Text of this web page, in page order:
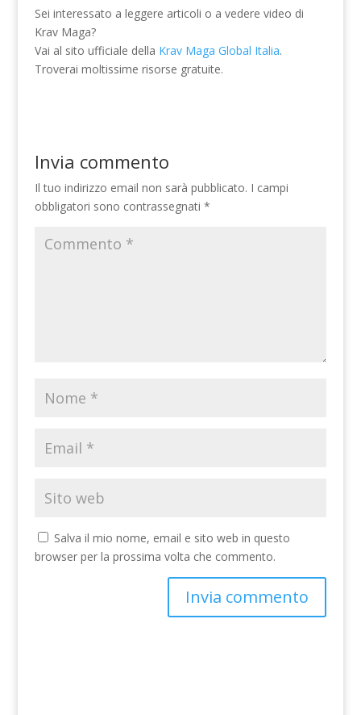
Sei interessato a leggere articoli o a vedere video di
Krav Maga?
Vai al sito ufficiale della Krav Maga Global Italia.
Troverai moltissime risorse gratuite.
Invia commento
Il tuo indirizzo email non sarà pubblicato. I campi
obbligatori sono contrassegnati *
Salva il mio nome, email e sito web in questo
browser per la prossima volta che commento.